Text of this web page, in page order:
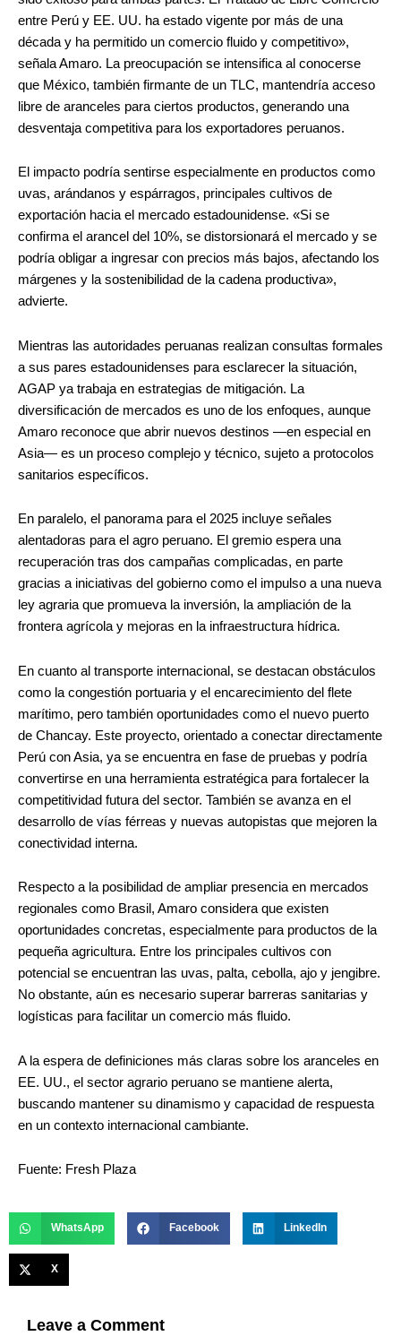
entre Perú y EE. UU. ha estado vigente por más de una
década y ha permitido un comercio fluido y competitivo»,
señala Amaro. La preocupación se intensifica al conocerse
que México, también firmante de un TLC, mantendría acceso
libre de aranceles para ciertos productos, generando una
desventaja competitiva para los exportadores peruanos.
El impacto podría sentirse especialmente en productos como
uvas, arándanos y espárragos, principales cultivos de
exportación hacia el mercado estadounidense. «Si se
confirma el arancel del 10%, se distorsionará el mercado y se
podría obligar a ingresar con precios más bajos, afectando los
márgenes y la sostenibilidad de la cadena productiva»,
advierte.
Mientras las autoridades peruanas realizan consultas formales
a sus pares estadounidenses para esclarecer la situación,
AGAP ya trabaja en estrategias de mitigación. La
diversificación de mercados es uno de los enfoques, aunque
Amaro reconoce que abrir nuevos destinos —en especial en
Asia— es un proceso complejo y técnico, sujeto a protocolos
sanitarios específicos.
En paralelo, el panorama para el 2025 incluye señales
alentadoras para el agro peruano. El gremio espera una
recuperación tras dos campañas complicadas, en parte
gracias a iniciativas del gobierno como el impulso a una nueva
ley agraria que promueva la inversión, la ampliación de la
frontera agrícola y mejoras en la infraestructura hídrica.
En cuanto al transporte internacional, se destacan obstáculos
como la congestión portuaria y el encarecimiento del flete
marítimo, pero también oportunidades como el nuevo puerto
de Chancay. Este proyecto, orientado a conectar directamente
Perú con Asia, ya se encuentra en fase de pruebas y podría
convertirse en una herramienta estratégica para fortalecer la
competitividad futura del sector. También se avanza en el
desarrollo de vías férreas y nuevas autopistas que mejoren la
conectividad interna.
Respecto a la posibilidad de ampliar presencia en mercados
regionales como Brasil, Amaro considera que existen
oportunidades concretas, especialmente para productos de la
pequeña agricultura. Entre los principales cultivos con
potencial se encuentran las uvas, palta, cebolla, ajo y jengibre.
No obstante, aún es necesario superar barreras sanitarias y
logísticas para facilitar un comercio más fluido.
A la espera de definiciones más claras sobre los aranceles en
EE. UU., el sector agrario peruano se mantiene alerta,
buscando mantener su dinamismo y capacidad de respuesta
en un contexto internacional cambiante.
Fuente: Fresh Plaza
WhatsApp Facebook LinkedIn
X
Leave a Comment